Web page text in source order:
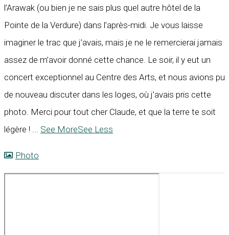
l’Arawak (ou bien je ne sais plus quel autre hôtel de la
Pointe de la Verdure) dans l’après-midi. Je vous laisse
imaginer le trac que j’avais, mais je ne le remercierai jamais
assez de m’avoir donné cette chance. Le soir, il y eut un
concert exceptionnel au Centre des Arts, et nous avions pu
de nouveau discuter dans les loges, où j’avais pris cette
photo. Merci pour tout cher Claude, et que la terre te soit
légère !
See MoreSee Less
Photo